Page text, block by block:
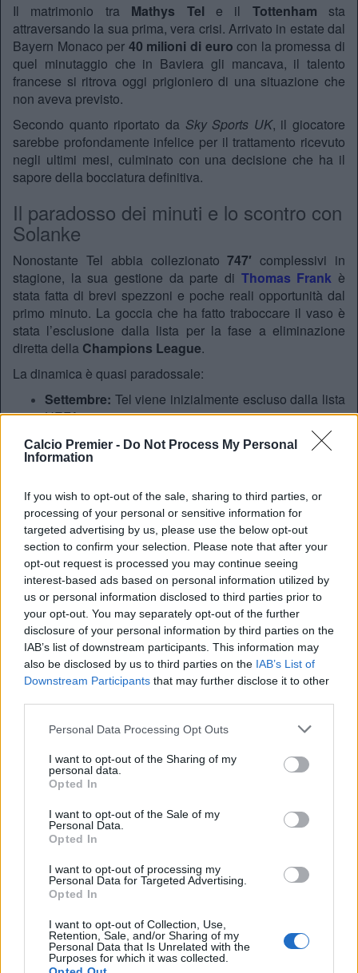
Calcio Premier - Do Not Process My Personal
Information
If you wish to opt-out of the sale, sharing to third parties, or
processing of your personal or sensitive information for
targeted advertising by us, please use the below opt-out
section to confirm your selection. Please note that after your
opt-out request is processed you may continue seeing
interest-based ads based on personal information utilized by
us or personal information disclosed to third parties prior to
your opt-out. You may separately opt-out of the further
disclosure of your personal information by third parties on the
IAB’s list of downstream participants. This information may
also be disclosed by us to third parties on the IAB’s List of
Downstream Participants that may further disclose it to other
Personal Data Processing Opt Outs
I want to opt-out of the Sharing of my
personal data.
Opted In
I want to opt-out of the Sale of my
Personal Data.
Opted In
I want to opt-out of processing my
Personal Data for Targeted Advertising.
Opted In
I want to opt-out of Collection, Use,
Retention, Sale, and/or Sharing of my
Personal Data that Is Unrelated with the
Purposes for which it was collected.
Il matrimonio tra Mathys Tel e il Tottenham sta
attraversando la sua prima, vera crisi. Arrivato in estate dal
Bayern Monaco per 40 milioni di euro con la promessa di
quel minutaggio che in Baviera gli mancava, il talento
francese si ritrova oggi prigioniero di una situazione che
non aveva previsto.
Secondo quanto riportato da Sky Sports UK, il giocatore
sarebbe profondamente infelice per il trattamento ricevuto
negli ultimi mesi, culminato con una decisione che ha il
sapore della bocciatura definitiva.
Il paradosso dei minuti e lo scontro con
Solanke
Nonostante Tel abbia collezionato747′ complessivi in
stagione, la sua gestione da parte di Thomas Frank è
stata fatta di brevi spezzoni e poche reali opportunità dal
primo minuto. La goccia che ha fatto traboccare il vaso è
stata l’esclusione dalla lista per la fase a eliminazione
diretta della Champions League.
La dinamica è quasi paradossale:
Settembre: Tel viene inizialmente escluso dalla lista
UEFA.
Dicembre:L’infortunio diDominic Solanke
(stop
superiore ai 60 giorni) permette al Tottenham di
Gennaio:Con il rientro di Solanke, Thomas Frank si
è trovato davanti a un bivio. La scelta è ricaduta
sull’ex Bournemouth, estromettendo nuovamente il
classe 2005.
“È stata una scelta tecnica tra Solanke e Tel, e ho
optato per Dominic”, ha spiegato laconicamente il
tecnico danese, confermando le gerarchie attuali.
Mercato bloccato: il Tottenham non
Nonostante il malcontento sia palese e diversi club
europei abbiano già bussato alla porta degli Spurs per un
prestito o un acquisto a titolo definitivo, la posizione del
club del North London è ferma:
Tel non partirà a gennaio
stato d’animo del ragazzo, ma non intende privarsi di
un’alternativa offensiva di valore proprio nel momento
Un investimento da proteggere
L’investimento fatto solo sei mesi fa è pesante e il
Tottenham non vuole svendere un calciatore considerato
ancora tra i migliori prospetti d’Europa. Tuttavia, il rischio
di svalutare il cartellino e di rovinare il rapporto con il